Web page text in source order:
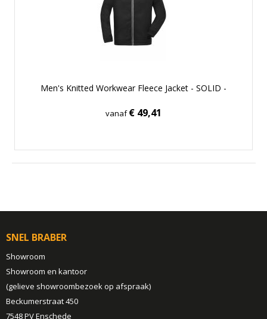
Men's Knitted Workwear Fleece Jacket - SOLID -
vanaf€ 49,41
SNEL BRABER
Showroom
Showroom en kantoor
(gelieve showroombezoek op afspraak)
Beckumerstraat 450
7548 PV Enschede